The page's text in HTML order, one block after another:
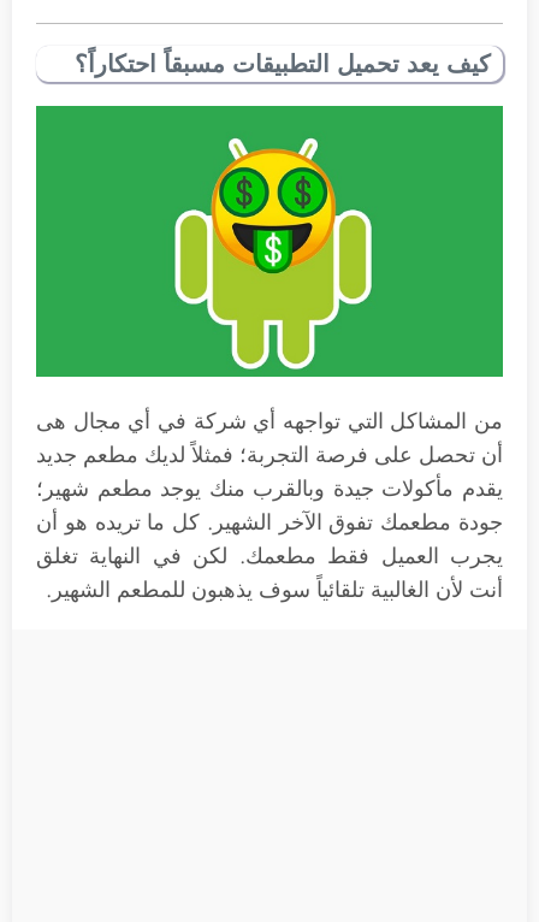
كيف يعد تحميل التطبيقات مسبقاً احتكاراً؟
من المشاكل التي تواجهه أي شركة في أي مجال هى
أن تحصل على فرصة التجربة؛ فمثلاً لديك مطعم جديد
يقدم مأكولات جيدة وبالقرب منك يوجد مطعم شهير؛
جودة مطعمك تفوق الآخر الشهير. كل ما تريده هو أن
يجرب العميل فقط مطعمك. لكن في النهاية تغلق
أنت لأن الغالبية تلقائياً سوف يذهبون للمطعم الشهير.